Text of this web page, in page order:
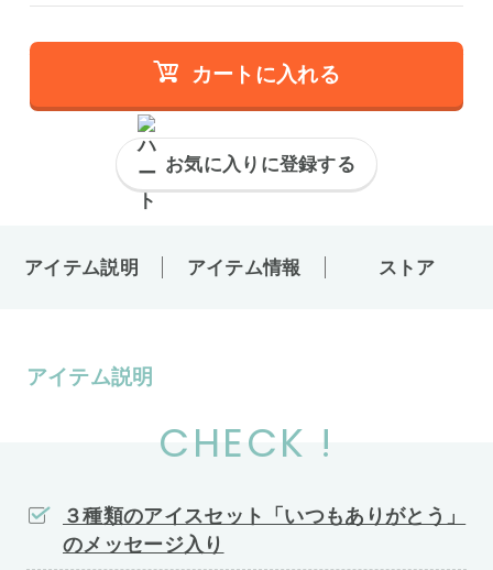
カートに入れる
お気に入りに登録する
アイテム説明 アイテム情報 ストア
アイテム説明
CHECK !
３種類のアイスセット「いつもありがとう」
のメッセージ入り